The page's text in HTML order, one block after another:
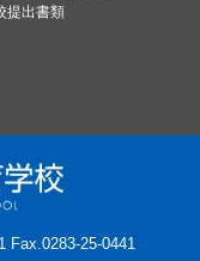
提出書類
Fax.0283-25-0441